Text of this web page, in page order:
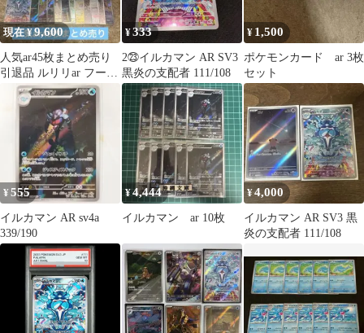
現在 ¥9,600
人気ar45枚まとめ売り
引退品 ルリリar フーデ
ィンar イルカマンarな
¥333
2㉓イルカマン AR SV3
黒炎の支配者 111/108
¥ 1,500
ポケモンカード ar 3枚
セット
¥555
イルカマン AR sv4a
339/190
¥4,444
イルカマン ar 10枚
¥4,000
イルカマン AR SV3 黒
炎の支配者 111/108